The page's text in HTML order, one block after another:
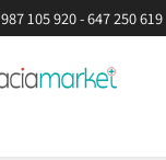
987 105 920-647 250 619